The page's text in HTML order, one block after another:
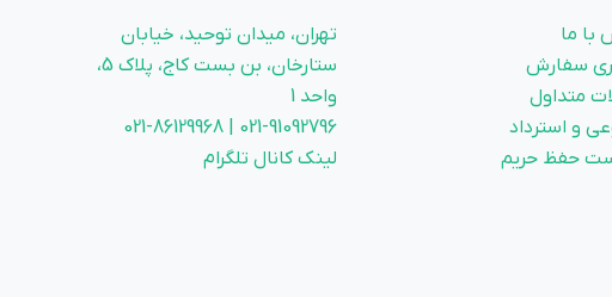
با ما
سفارش
متداول
و استرداد
حفظ حریم
تهران، میدان توحید، خیابان
ستارخان، بن بست کاج، پلاک 5،
واحد 1
021-91092796 | 021-86129968
لینک کانال تلگرام